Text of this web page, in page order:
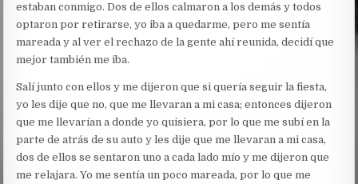
estaban conmigo. Dos de ellos calmaron a los demás y todos
optaron por retirarse, yo iba a quedarme, pero me sentía
mareada y al ver el rechazo de la gente ahí reunida, decidí que
mejor también me iba.
Salí junto con ellos y me dijeron que si quería seguir la fiesta,
yo les dije que no, que me llevaran a mi casa; entonces dijeron
que me llevarían a donde yo quisiera, por lo que me subí en la
parte de atrás de su auto y les dije que me llevaran a mi casa,
dos de ellos se sentaron uno a cada lado mío y me dijeron que
me relajara. Yo me sentía un poco mareada, por lo que me